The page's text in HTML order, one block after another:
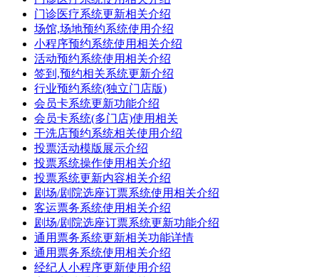
门诊医疗系统更新相关介绍
场馆,场地预约系统使用介绍
小程序预约系统使用相关介绍
活动预约系统使用相关介绍
签到,预约相关系统更新介绍
行业预约系统(独立门店版)
会员卡系统更新功能介绍
会员卡系统(多门店)使用相关
干洗店预约系统相关使用介绍
投票活动模版展示介绍
投票系统操作使用相关介绍
投票系统更新内容相关介绍
剧场/剧院选座订票系统使用相关介绍
客运票务系统使用相关介绍
剧场/剧院选座订票系统更新功能介绍
通用票务系统更新相关功能详情
通用票务系统使用相关介绍
经纪人小程序更新使用介绍